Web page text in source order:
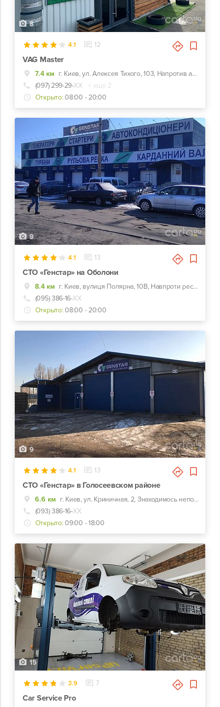
8
4.1 12
VAG Master
7.4 км
г. Киев, ул. Алексея Тихого, 103, Напротив автозаправки KLO
(097) 299-29-ХХ
+ еще 2
Открыто: 08:00 - 20:00
9
4.1 13
СТО «Генстар» на Оболони
8.4 км
г. Киев, вулиця Полярна, 10В, Навпроти ресторану "Закарпатська колиба". Перебуваємо на перехресті вул. Полярної та вул. Сім'ї Кульженків.
(095) 386-16-ХХ
Открыто: 08:00 - 20:00
9
4.1 13
СТО «Генстар» в Голосеевском районе
6.6 км
г. Киев, ул. Криничная, 2, Знаходимось неподалік м. Васильківська. До нас можна проїхати по пр. Лобановського та вул.Кайсарова, або через вул.Васильківську та Охтирську.
(093) 386-16-ХХ
Открыто: 09:00 - 18:00
15
3.9 7
Car Service Pro